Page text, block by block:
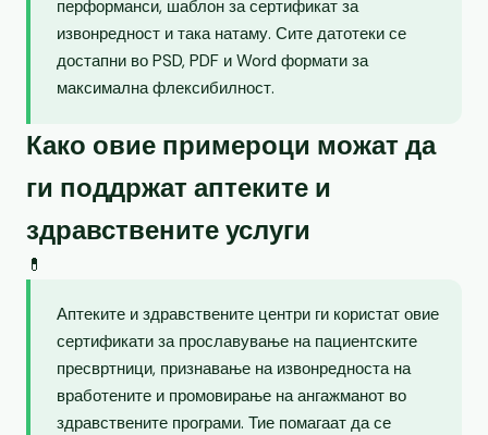
перформанси, шаблон за сертификат за
извонредност и така натаму. Сите датотеки се
достапни во PSD, PDF и Word формати за
максимална флексибилност.
Како овие примероци можат да
ги поддржат аптеките и
здравствените услуги
💊
Аптеките и здравствените центри ги користат овие
сертификати за прославување на пациентските
пресвртници, признавање на извонредноста на
вработените и промовирање на ангажманот во
здравствените програми. Тие помагаат да се